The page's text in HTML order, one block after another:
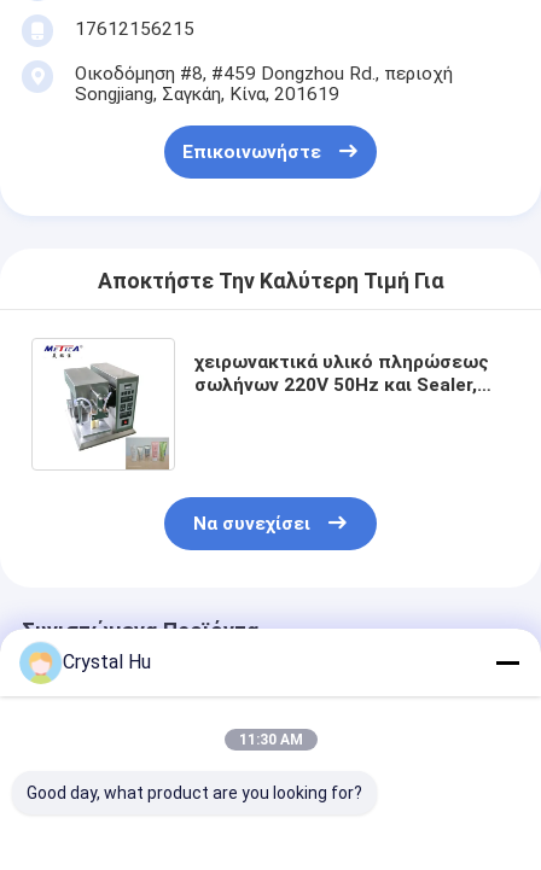
17612156215
Οικοδόμηση #8, #459 Dongzhou Rd., περιοχή
Songjiang, Σαγκάη, Κίνα, 201619
Επικοινωνήστε
Αποκτήστε Την Καλύτερη Τιμή Για
χειρωνακτικά υλικό πληρώσεως
σωλήνων 220V 50Hz και Sealer,
Να συνεχίσει
Συνιστώμενα Προϊόντα
Crystal Hu
11:30 AM
Good day, what product are you looking for?